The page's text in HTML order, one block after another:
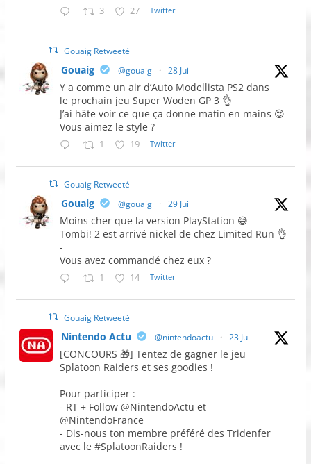
3 27 Twitter
Gouaig Retweeté
Gouaig @gouaig · 28 Juil
Y a comme un air d’Auto Modellista PS2 dans
le prochain jeu Super Woden GP 3 👌
J’ai hâte voir ce que ça donne matin en mains 😍
Vous aimez le style ?
1 19 Twitter
Gouaig Retweeté
Gouaig @gouaig · 29 Juil
Moins cher que la version PlayStation 😅
Tombi! 2 est arrivé nickel de chez Limited Run 👌
-
Vous avez commandé chez eux ?
1 14 Twitter
Gouaig Retweeté
Nintendo Actu @nintendoactu · 23 Juil
[CONCOURS 🎁] Tentez de gagner le jeu
Splatoon Raiders et ses goodies !
Pour participer :
- RT + Follow @NintendoActu et
@NintendoFrance
- Dis-nous ton membre préféré des Tridenfer
avec le #SplatoonRaiders !